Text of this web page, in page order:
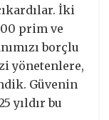
İki
prim ve
borçlu
yönetenlere,
Güvenin
yıldır bu